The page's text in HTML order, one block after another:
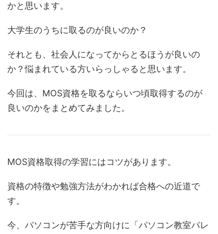
かと思います。
大学生のうちに取るのが良いのか？
それとも、社会人になってからとるほうが良いの
か？悩まれている方いらっしゃると思います。
今回は、MOS資格を取るならいつ頃取得するのが
良いのかをまとめてみました。
MOS資格取得の学習にはコツがあります。
資格の特徴や勉強方法がわかれば合格への近道で
す。
今、パソコンが苦手な方向けに「パソコン教室パレ